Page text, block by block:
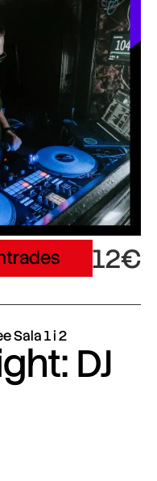
12€
Sala 1 i 2
DJ